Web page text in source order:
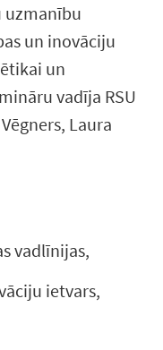
uzmanību
un inovāciju
un
vadīja RSU
Laura
vadlīnijas,
ietvars,